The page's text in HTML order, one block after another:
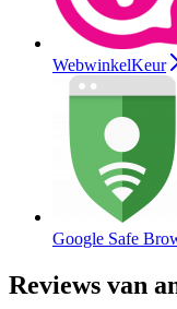
WebwinkelKeur
Google Safe
Reviews van